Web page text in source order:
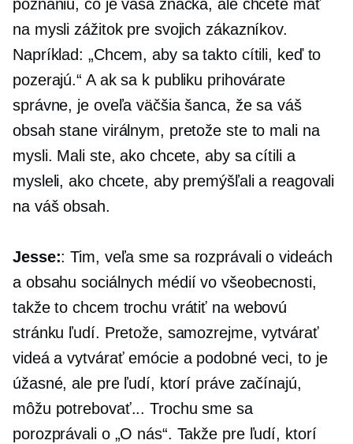
poznaniu, čo je vaša značka, ale chcete mať
na mysli zážitok pre svojich zákazníkov.
Napríklad: „Chcem, aby sa takto cítili, keď to
pozerajú.“ A ak sa k publiku prihovárate
správne, je oveľa väčšia šanca, že sa váš
obsah stane virálnym, pretože ste to mali na
mysli. Mali ste, ako chcete, aby sa cítili a
mysleli, ako chcete, aby premýšľali a reagovali
na váš obsah.
Jesse:: Tim, veľa sme sa rozprávali o videách
a obsahu sociálnych médií vo všeobecnosti,
takže to chcem trochu vrátiť na webovú
stránku ľudí. Pretože, samozrejme, vytvárať
videá a vytvárať emócie a podobné veci, to je
úžasné, ale pre ľudí, ktorí práve začínajú,
môžu potrebovať... Trochu sme sa
porozprávali o „O nás“. Takže pre ľudí, ktorí